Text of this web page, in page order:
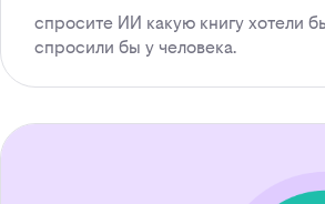
спросите ИИ какую книгу хотели
спросили бы у человека.